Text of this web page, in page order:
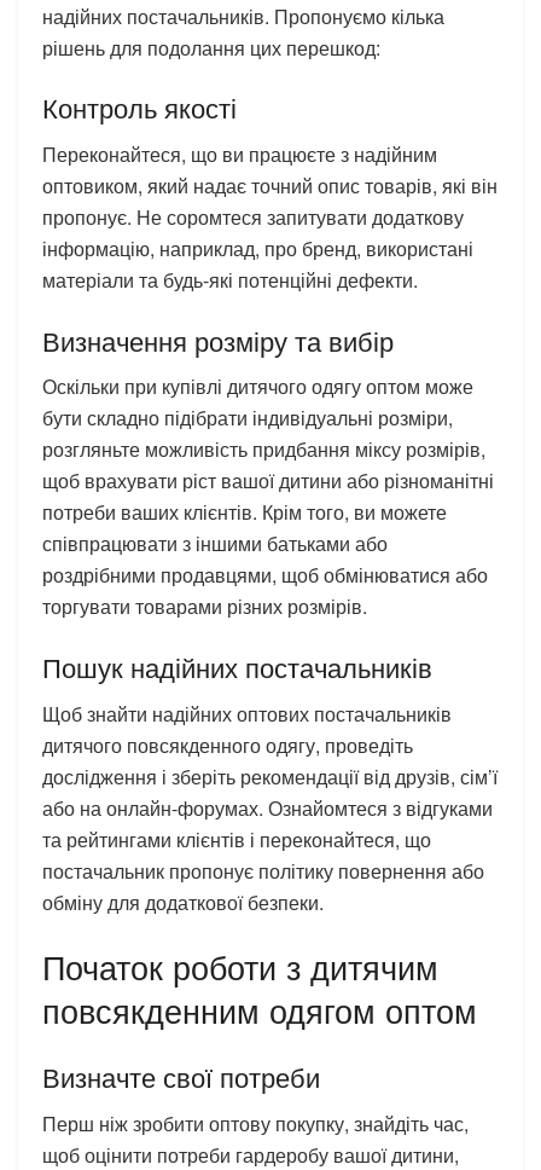
надійних постачальників. Пропонуємо кілька
рішень для подолання цих перешкод:
Контроль якості
Переконайтеся, що ви працюєте з надійним
оптовиком, який надає точний опис товарів, які він
пропонує. Не соромтеся запитувати додаткову
інформацію, наприклад, про бренд, використані
матеріали та будь-які потенційні дефекти.
Визначення розміру та вибір
Оскільки при купівлі дитячого одягу оптом може
бути складно підібрати індивідуальні розміри,
розгляньте можливість придбання міксу розмірів,
щоб врахувати ріст вашої дитини або різноманітні
потреби ваших клієнтів. Крім того, ви можете
співпрацювати з іншими батьками або
роздрібними продавцями, щоб обмінюватися або
торгувати товарами різних розмірів.
Пошук надійних постачальників
Щоб знайти надійних оптових постачальників
дитячого повсякденного одягу, проведіть
дослідження і зберіть рекомендації від друзів, сім’ї
або на онлайн-форумах. Ознайомтеся з відгуками
та рейтингами клієнтів і переконайтеся, що
постачальник пропонує політику повернення або
обміну для додаткової безпеки.
Початок роботи з дитячим
повсякденним одягом оптом
Визначте свої потреби
Перш ніж зробити оптову покупку, знайдіть час,
щоб оцінити потреби гардеробу вашої дитини,